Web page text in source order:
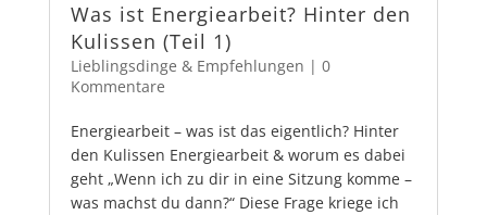
Was ist Energiearbeit? Hinter den
Kulissen (Teil 1)
Lieblingsdinge & Empfehlungen | 0
Kommentare
Energiearbeit – was ist das eigentlich? Hinter
den Kulissen Energiearbeit & worum es dabei
geht „Wenn ich zu dir in eine Sitzung komme –
was machst du dann?“ Diese Frage kriege ich